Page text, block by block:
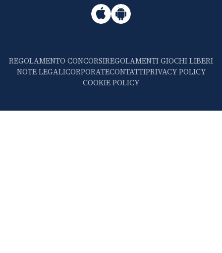
REGOLAMENTO CONCORSIREGOLAMENTI GIOCHI LIBERI
NOTE LEGALICORPORATECONTATTIPRIVACY POLICY
COOKIE POLICY